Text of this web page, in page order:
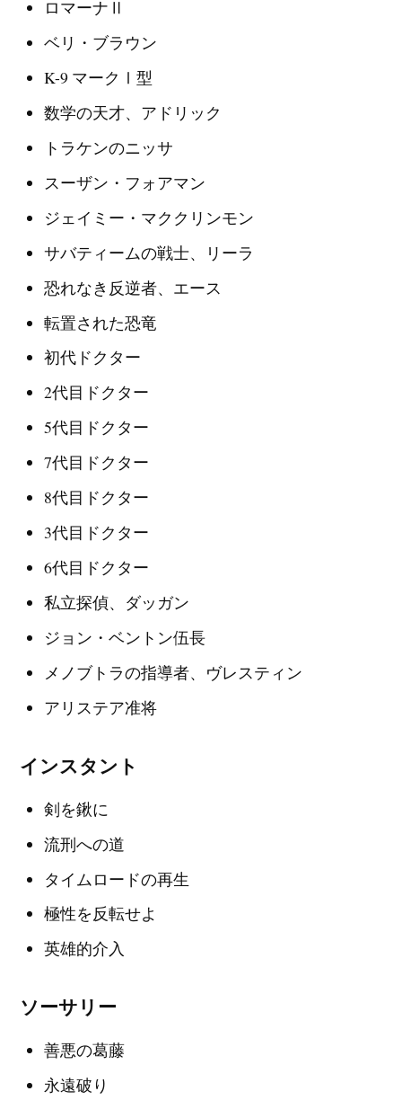
ロマーナⅡ
ベリ・ブラウン
K-9 マークⅠ型
数学の天才、アドリック
トラケンのニッサ
スーザン・フォアマン
ジェイミー・マククリンモン
サバティームの戦士、リーラ
恐れなき反逆者、エース
転置された恐竜
初代ドクター
2代目ドクター
5代目ドクター
7代目ドクター
8代目ドクター
3代目ドクター
6代目ドクター
私立探偵、ダッガン
ジョン・ベントン伍長
メノブトラの指導者、ヴレスティン
アリステア准将
インスタント
剣を鍬に
流刑への道
タイムロードの再生
極性を反転せよ
英雄的介入
ソーサリー
善悪の葛藤
永遠破り